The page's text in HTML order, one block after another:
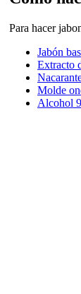
Para hacer
Jabón
Extracto
Molde
Alcohol